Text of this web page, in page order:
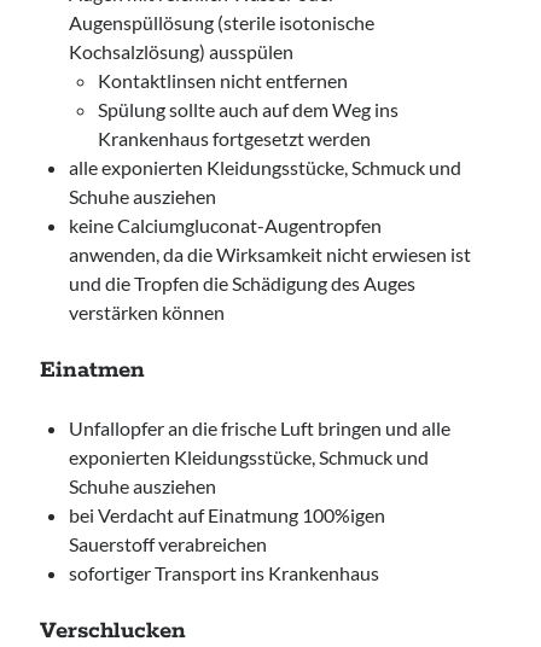
Augenspüllösung (sterile isotonische
Kochsalzlösung) ausspülen
Kontaktlinsen nicht entfernen
Spülung sollte auch auf dem Weg ins
Krankenhaus fortgesetzt werden
alle exponierten Kleidungsstücke, Schmuck und
Schuhe ausziehen
keine Calciumgluconat-Augentropfen
anwenden, da die Wirksamkeit nicht erwiesen ist
und die Tropfen die Schädigung des Auges
verstärken können
Einatmen
Unfallopfer an die frische Luft bringen und alle
exponierten Kleidungsstücke, Schmuck und
Schuhe ausziehen
bei Verdacht auf Einatmung 100%igen
Sauerstoff verabreichen
sofortiger Transport ins Krankenhaus
Verschlucken